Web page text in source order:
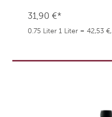
31,90 €*
0.75 Liter 1 Liter = 42,53 €,